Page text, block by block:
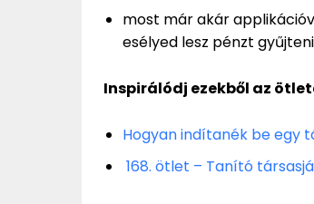
most már akár
esélyed lesz pénzt
Inspirálódj ezekből az
Hogyan indítanék be egy
168. ötlet – Tanító